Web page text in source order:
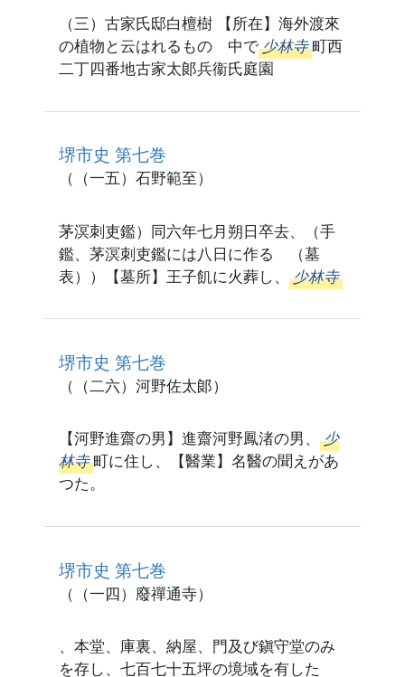
（三）古家氏邸白檀樹 【所在】海外渡來
の植物と云はれるものゝ中で 少林寺 町西
二丁四番地古家太郞兵衞氏庭園
堺市史 第七巻
（（一五）石野範至）
茅溟刺吏鑑）同六年七月朔日卒去、（手
鑑、茅溟刺吏鑑には八日に作る （墓
表））【墓所】王子飢に火葬し、 少林寺
堺市史 第七巻
（（二六）河野佐太郞）
【河野進齋の男】進齋河野鳳渚の男、 少
林寺 町に住し、【醫業】名醫の聞えがあ
つた。
堺市史 第七巻
（（一四）廢禪通寺）
、本堂、庫裏、納屋、門及び鎭守堂のみ
を存し、七百七十五坪の境域を有した